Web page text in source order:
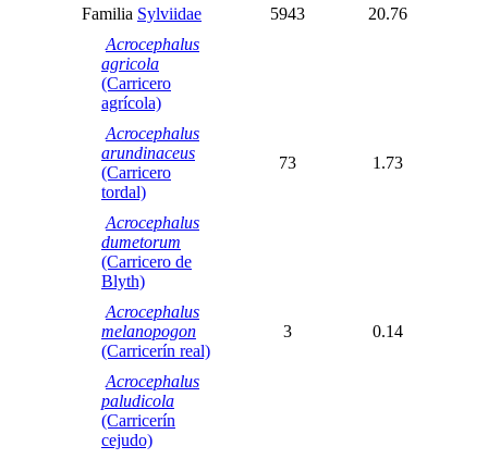
Familia Sylviidae 5943
20.76
Acrocephalus
agricola
(Carricero
agrícola)
Acrocephalus
arundinaceus
(Carricero
tordal)
73 1.73
Acrocephalus
dumetorum
(Carricero de
Blyth)
Acrocephalus
melanopogon
(Carricerín real)
3 0.14
Acrocephalus
paludicola
(Carricerín
cejudo)